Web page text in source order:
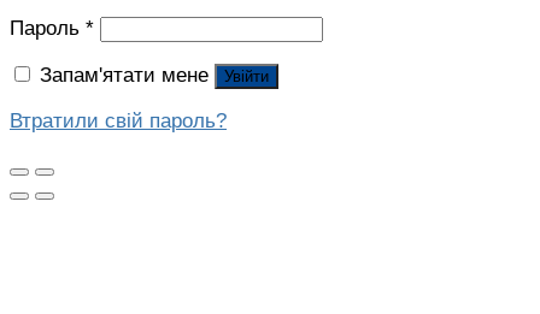
Пароль *
Запам'ятати мене Увійти
Втратили свій пароль?